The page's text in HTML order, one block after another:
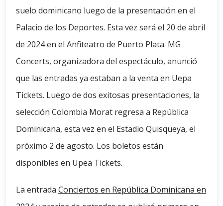
suelo dominicano luego de la presentación en el
Palacio de los Deportes. Esta vez será el 20 de abril
de 2024 en el Anfiteatro de Puerto Plata. MG
Concerts, organizadora del espectáculo, anunció
que las entradas ya estaban a la venta en Uepa
Tickets. Luego de dos exitosas presentaciones, la
selección Colombia Morat regresa a República
Dominicana, esta vez en el Estadio Quisqueya, el
próximo 2 de agosto. Los boletos están
disponibles en Upea Tickets.
La entrada Conciertos en República Dominicana en